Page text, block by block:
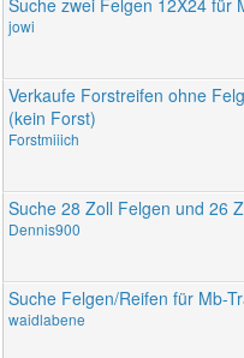
Suche zwei Felgen 12X24 für
jowi
Verkaufe Forstreifen ohne
(kein Forst)
Forstmiiich
Suche 28 Zoll Felgen und 26
Dennis900
Suche Felgen/Reifen für Mb-
waidlabene